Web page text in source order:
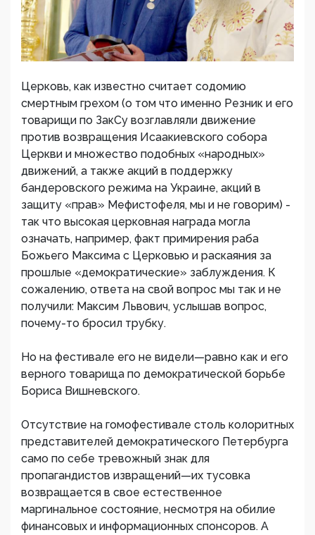
Церковь, как известно считает содомию
смертным грехом (о том что именно Резник и его
товарищи по ЗакСу возглавляли движение
против возвращения Исаакиевского собора
Церкви и множество подобных «народных»
движений, а также акций в поддержку
бандеровского режима на Украине, акций в
защиту «прав» Мефистофеля, мы и не говорим) -
так что высокая церковная награда могла
означать, например, факт примирения раба
Божьего Максима с Церковью и раскаяния за
прошлые «демократические» заблуждения. К
сожалению, ответа на свой вопрос мы так и не
получили: Максим Львович, услышав вопрос,
почему-то бросил трубку.
Но на фестивале его не видели—равно как и его
верного товарища по демократической борьбе
Бориса Вишневского.
Отсутствие на гомофестивале столь колоритных
представителей демократического Петербурга
само по себе тревожный знак для
пропагандистов извращений—их тусовка
возвращается в свое естественное
маргинальное состояние, несмотря на обилие
финансовых и информационных спонсоров. А